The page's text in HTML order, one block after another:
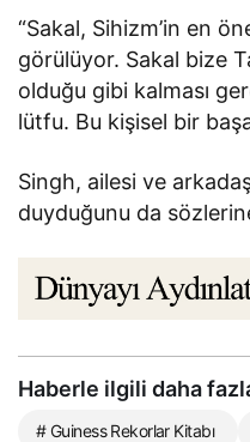
“Sakal, Sihizm’in en
görülüyor. Sakal bize
olduğu gibi kalması
lütfu. Bu kişisel bir
Singh, ailesi ve
duyduğunu da
Haberle ilgili daha
# Guiness Rekorlar Kitabı